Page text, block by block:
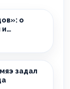
о
и
задал